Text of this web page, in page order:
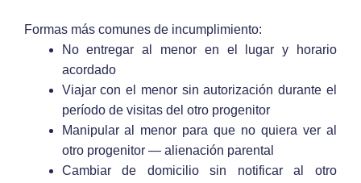
Formas más comunes de incumplimiento:
No entregar al menor en el lugar y horario
acordado
Viajar con el menor sin autorización durante el
período de visitas del otro progenitor
Manipular al menor para que no quiera ver al
otro progenitor — alienación parental
Cambiar de domicilio sin notificar al otro